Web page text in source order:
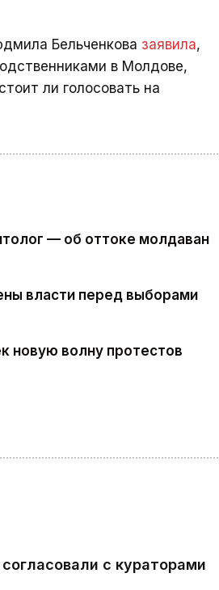
Бельченкова заявила,
в Молдове,
ли голосовать на
— об оттоке молдаван
власти перед выборами
новую волну протестов
с кураторами